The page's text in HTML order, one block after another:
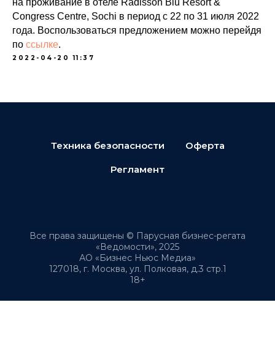
на проживание в отеле Radisson Blu Resort &
Congress Centre, Sochi в период с 22 по 31 июля 2022
года. Воспользоваться предложением можно перейдя
по ссылке.
2022-04-20 11:37
Техника безопасности Оферта
Регламент
Все права защищены © Парусная бизнес-регата
«Ведомости», 2025
АО «Бизнес Ньюс Медиа»
127018, г. Москва, ул. Полковая, д.3 стр.1
18+